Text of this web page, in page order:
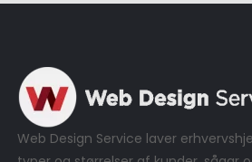
Web Design Service laver